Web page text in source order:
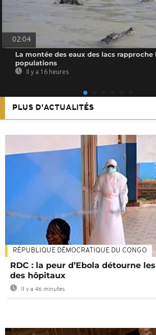
02:04
La montée des eaux des lacs
populations
Il y a 16 heures
PLUS D'ACTUALITÉS
RÉPUBLIQUE DÉMOCRATIQUE DU CONGO
RDC : la peur d’Ebola détourne
des hôpitaux
Il y a 46 minutes